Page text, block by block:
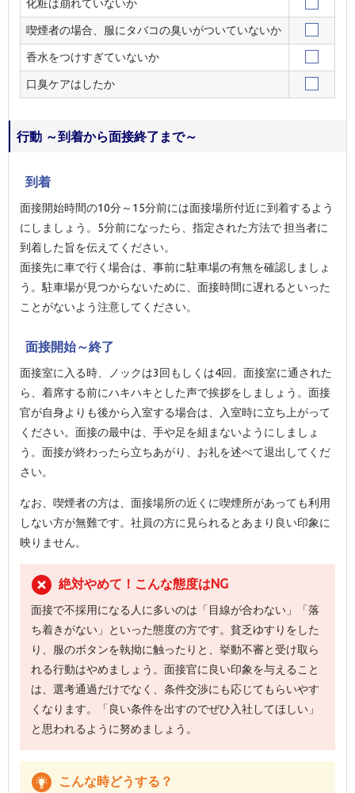
化粧は崩れていないか
喫煙者の場合、服にタバコの臭いがついていないか
香水をつけすぎていないか
口臭ケアはしたか
行動 ～到着から面接終了まで～
到着
面接開始時間の10分～15分前には面接場所付近に到着するよう
にしましょう。5分前になったら、指定された方法で 担当者に
到着した旨を伝えてください。
面接先に車で行く場合は、事前に駐車場の有無を確認しましょ
う。駐車場が見つからないために、面接時間に遅れるといった
ことがないよう注意してください。
面接開始～終了
面接室に入る時、ノックは3回もしくは4回。面接室に通された
ら、着席する前にハキハキとした声で挨拶をしましょう。面接
官が自身よりも後から入室する場合は、入室時に立ち上がって
ください。面接の最中は、手や足を組まないようにしましょ
う。面接が終わったら立ちあがり、お礼を述べて退出してくだ
さい。
なお、喫煙者の方は、面接場所の近くに喫煙所があっても利用
しない方が無難です。社員の方に見られるとあまり良い印象に
映りません。
絶対やめて！こんな態度はNG
面接で不採用になる人に多いのは「目線が合わない」「落
ち着きがない」といった態度の方です。貧乏ゆすりをした
り、服のボタンを執拗に触ったりと、挙動不審と受け取ら
れる行動はやめましょう。面接官に良い印象を与えること
は、選考通過だけでなく、条件交渉にも応じてもらいやす
くなります。「良い条件を出すのでぜひ入社してほしい」
と思われるように努めましょう。
こんな時どうする？